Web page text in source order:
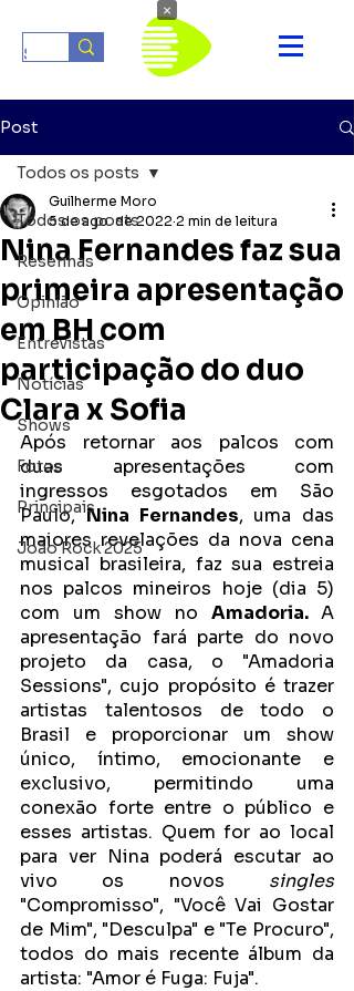
Post
Todos os posts
Resenhas
Opinião
Entrevistas
Notícias
Shows
Fotos
Principais
João Rock 2025
Todos os posts
Nina Fernandes faz sua
primeira apresentação
em BH com
participação do duo
Clara x Sofia
Guilherme Moro
5 de ago. de 2022 2 min de leitura
Após retornar aos palcos com
duas apresentações com
ingressos esgotados em São
Paulo, Nina Fernandes, uma das
maiores revelações da nova cena
musical brasileira, faz sua estreia
nos palcos mineiros hoje (dia 5)
com um show no Amadoria. A
apresentação fará parte do novo
projeto da casa, o "Amadoria
Sessions", cujo propósito é trazer
artistas talentosos de todo o
Brasil e proporcionar um show
único, íntimo, emocionante e
exclusivo, permitindo uma
conexão forte entre o público e
esses artistas. Quem for ao local
para ver Nina poderá escutar ao
vivo os novos singles
"Compromisso", "Você Vai Gostar
de Mim", "Desculpa" e "Te Procuro",
todos do mais recente álbum da
artista: "Amor é Fuga: Fuja".
×